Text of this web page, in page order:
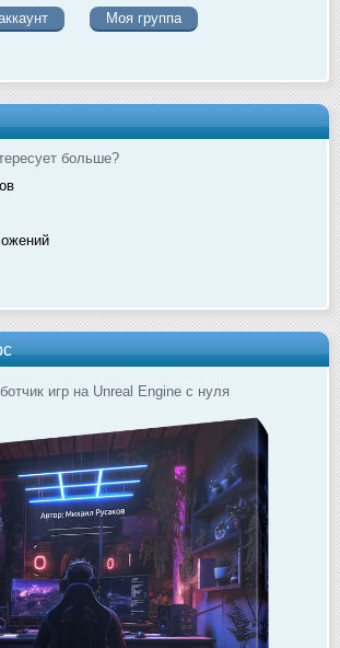
Моя группа
больше?
игр на Unreal Engine с нуля